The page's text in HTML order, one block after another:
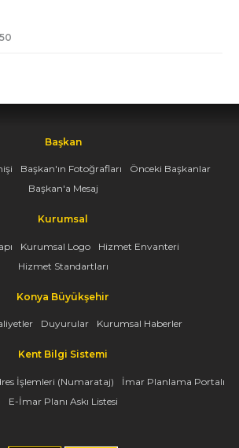
Başkan
Başkan'ın Fotoğrafları
Önceki Başkanlar
Başkan'a Mesaj
Kurumsal
Kurumsal Logo
Hizmet Envanteri
Hizmet Standartları
Konya Büyükşehir
Duyurular Kurumsal Haberler
Kent Bilgi Sistemi
İşlemleri (Numarataj)
İmar Planlama Portalı
E-İmar Planı Askı Listesi